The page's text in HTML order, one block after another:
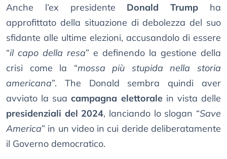
Anche l’ex presidente Donald Trump ha
approfittato della situazione di debolezza del suo
sfidante alle ultime elezioni, accusandolo di essere
“il capo della resa” e definendo la gestione della
crisi come la “mossa più stupida nella storia
americana”. The Donald sembra quindi aver
avviato la suacampagna elettoralein vista delle
presidenziali del 2024, lanciando lo slogan “Save
America” in un video in cui deride deliberatamente
il Governo democratico.